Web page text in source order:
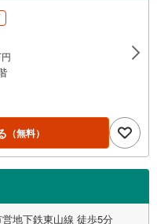
（無料）
地下鉄東山線 徒歩5分